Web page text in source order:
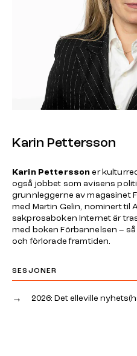
Karin Pettersson
Karin Pettersson er
også jobbet som avisens
grunnleggerne av magasinet
med Martin Gelin, nominert til
sakprosaboken Internet är
med bokenFörbannelsen –
och förlorade framtiden
SESJONER
→ 2026: Det elleville